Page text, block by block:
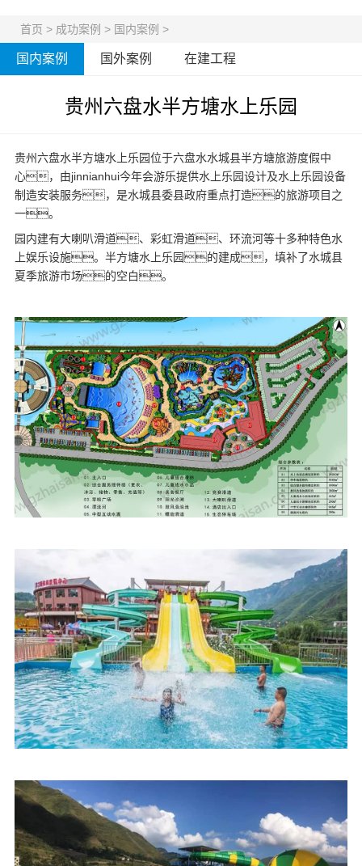
首页 > 成功案例 > 国内案例 >
国内案例 国外案例 在建工程
贵州六盘水半方塘水上乐园
贵州六盘水半方塘水上乐园位于六盘水水城县半方塘旅游度假中
心，由jinnianhui今年会游乐提供水上乐园设计及水上乐园设备
制造安装服务，是水城县委县政府重点打造的旅游项目之
一。
园内建有大喇叭滑道、彩虹滑道、环流河等十多种特色水
上娱乐设施。半方塘水上乐园的建成，填补了水城县
夏季旅游市场的空白。